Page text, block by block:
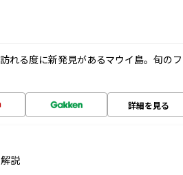
れる度に新発見があるマウイ島。旬のフ
詳細を見る
説